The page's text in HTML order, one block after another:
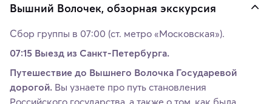
Вышний Волочек, обзорная экскурсия
Сбор группы в 07:00 (ст. метро «Московская»).
07:15 Выезд из Санкт-Петербурга.
Путешествие до Вышнего Волочка Государевой
дорогой. Вы узнаете про путь становления
Российского государства, а также о том, как была